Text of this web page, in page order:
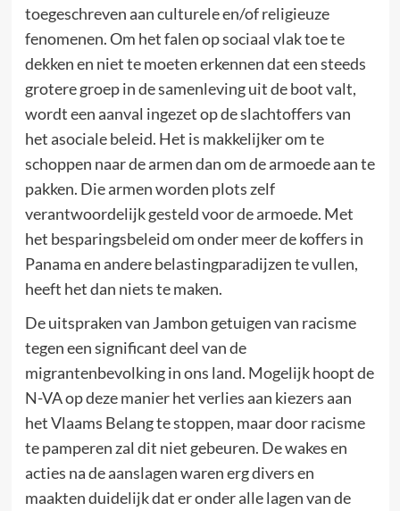
toegeschreven aan culturele en/of religieuze
fenomenen. Om het falen op sociaal vlak toe te
dekken en niet te moeten erkennen dat een steeds
grotere groep in de samenleving uit de boot valt,
wordt een aanval ingezet op de slachtoffers van
het asociale beleid. Het is makkelijker om te
schoppen naar de armen dan om de armoede aan te
pakken. Die armen worden plots zelf
verantwoordelijk gesteld voor de armoede. Met
het besparingsbeleid om onder meer de koffers in
Panama en andere belastingparadijzen te vullen,
heeft het dan niets te maken.
De uitspraken van Jambon getuigen van racisme
tegen een significant deel van de
migrantenbevolking in ons land. Mogelijk hoopt de
N-VA op deze manier het verlies aan kiezers aan
het Vlaams Belang te stoppen, maar door racisme
te pamperen zal dit niet gebeuren. De wakes en
acties na de aanslagen waren erg divers en
maakten duidelijk dat er onder alle lagen van de